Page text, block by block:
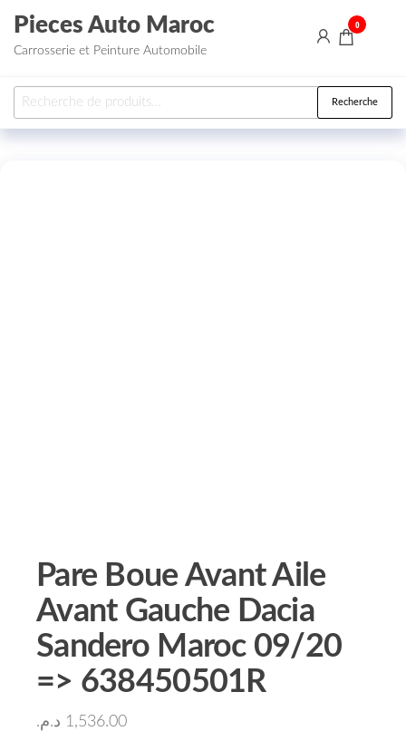
Aller au contenu
Pieces Auto Maroc
Carrosserie et Peinture Automobile
0
Recherche pour : Recherche
Pare Boue Avant Aile
Avant Gauche Dacia
Sandero Maroc 09/20
=> 638450501R
1,536.00 د.م.